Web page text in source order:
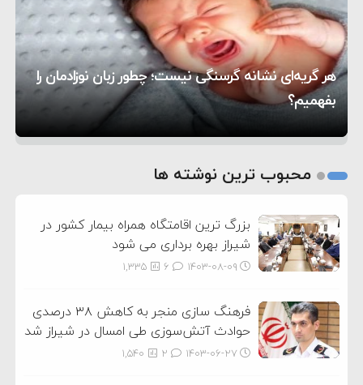
حماس شد
اعتراض عراقچی به همتای بلغارستانی به دلیل کمک
به آمریکا در حملات به ایران
۱۶:۱۹
کشورهایی که به متجاوزان کمک می کنند پاسخ
سختی خواهند گرفت
۱۰:۱۵
سنتکام پایان تجاوز جدید به ایران را اعلام کرد
۶:۰۵
هر گریه‌ای نشانه گرسنگی نیست؛ چطور زبان نوزادمان را
بفهمیم؟
تغذیه پدر می‌تواند بر سلامت نوزاد تأثیر بگذارد
روی دیگر زندگی
2
محبوب ترین نوشته ها
بزرگ ترین اقامتگاه همراه بیمار کشور در
شیراز بهره برداری می شود
۱۴۰۳-۰۸-۰۹ 1,335
فرهنگ سازی منجر به کاهش ۳۸ درصدی
حوادث آتش‌سوزی طی امسال در شیراز شد
۱۴۰۳-۰۶-۲۷ 1,540